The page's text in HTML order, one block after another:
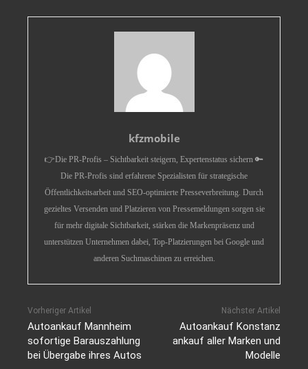
kfzmobile
👉Die PR-Profis – Sichtbarkeit steigern, Expertenstatus sichern 🔑
Die PR-Profis sind erfahrene Spezialisten für strategische
Öffentlichkeitsarbeit und SEO-optimierte Presseverbreitung. Durch
gezieltes Versenden und Platzieren von Pressemeldungen sorgen sie
für mehr digitale Sichtbarkeit, stärken die Markenpräsenz und
unterstützen Unternehmen dabei, Top-Platzierungen bei Google und
anderen Suchmaschinen zu erreichen.
Vorheriger Artikel
Autoankauf Mannheim
sofortige Barauszahlung
bei Übergabe ihres Autos
Nächster Artikel
Autoankauf Konstanz
ankauf aller Marken und
Modelle